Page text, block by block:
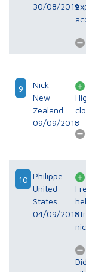
30/08/2019
9
Nick
New
Zealand
09/09/2018
10 Philippe
United
States
04/09/2018
I